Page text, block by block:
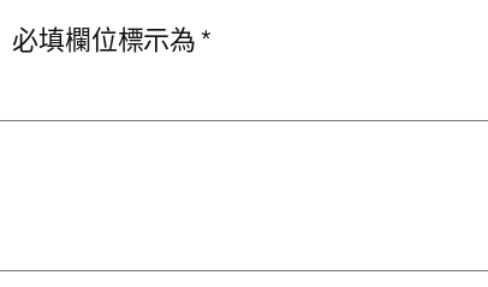
必填欄位標示為*